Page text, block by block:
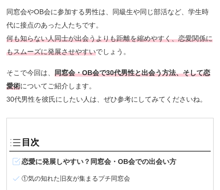
同窓会やOB会に参加する男性は、同級生や同じ部活など、学生時
代に接点のあった人たちです。
何も知らない人同士が出会うよりも距離を縮めやすく、恋愛関係に
もスムーズに発展させやすいでしょう。
そこで今回は、同窓会・OB会で30代男性と出会う方法、そして恋
愛術についてご紹介します。
30代男性を彼氏にしたい人は、ぜひ参考にしてみてくださいね。
目次
恋愛に発展しやすい？同窓会・OB会での出会い方
①気の知れた旧友が集まるプチ同窓会